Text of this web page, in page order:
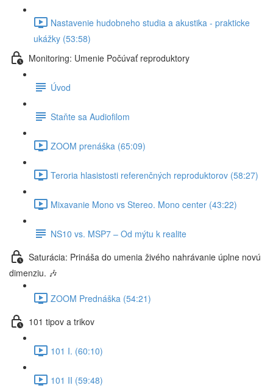
Nastavenie hudobneho studia a akustika - prakticke
ukážky (53:58)
Monitoring: Umenie Počúvať reproduktory
Úvod
Staňte sa Audiofilom
ZOOM prenáška (65:09)
Teroria hlasistosti referenčných reproduktorov (58:27)
Mixavanie Mono vs Stereo. Mono center (43:22)
NS10 vs. MSP7 – Od mýtu k realite
Saturácia: Prináša do umenia živého nahrávanie úplne novú
dimenziu. 🎶
ZOOM Prednáška (54:21)
101 tipov a trikov
101 I. (60:10)
101 II (59:48)